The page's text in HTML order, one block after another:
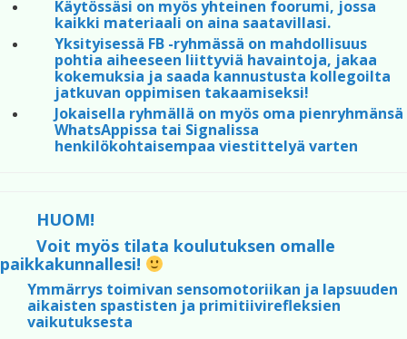
Käytössäsi on myös yhteinen foorumi, jossa
kaikki materiaali on aina saatavillasi.
Yksityisessä FB -ryhmässä on mahdollisuus
pohtia aiheeseen liittyviä havaintoja, jakaa
kokemuksia ja saada kannustusta kollegoilta
jatkuvan oppimisen takaamiseksi!
Jokaisella ryhmällä on myös oma pienryhmänsä
WhatsAppissa tai Signalissa
henkilökohtaisempaa viestittelyä varten
HUOM!
Voit myös tilata koulutuksen omalle
paikkakunnallesi!
Ymmärrys toimivan sensomotoriikan ja lapsuuden
aikaisten spastisten ja primitiivirefleksien
vaikutuksesta